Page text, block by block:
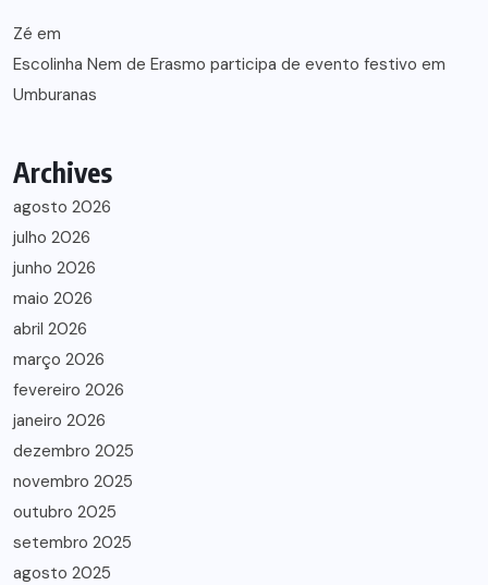
Zé em
Escolinha Nem de Erasmo participa de evento festivo em
Umburanas
Archives
agosto 2026
julho 2026
junho 2026
maio 2026
abril 2026
março 2026
fevereiro 2026
janeiro 2026
dezembro 2025
novembro 2025
outubro 2025
setembro 2025
agosto 2025